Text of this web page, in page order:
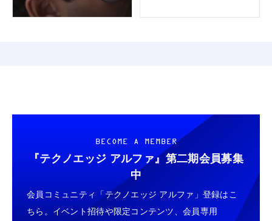
BECOME A MEMBER
『テクノエッジ アルファ』 第二期会員募集
中
会員コミュニティ「テクノエッジ アルファ」登録はこ
ちら。イベント招待や限定コンテンツ、会員専用